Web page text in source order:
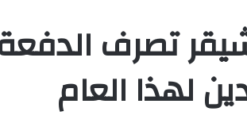
تصرف
لهذا العام